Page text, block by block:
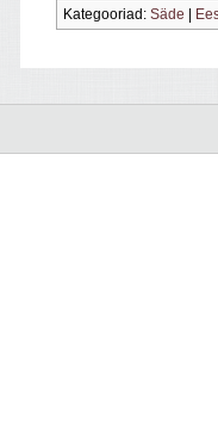
Kategooriad: Säde